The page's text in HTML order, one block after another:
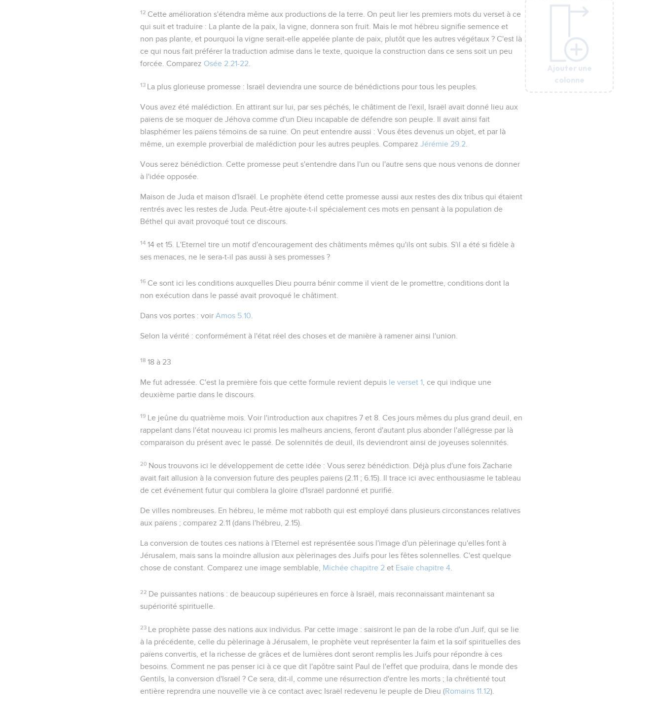
Ajouter une
colonne
12 Cette amélioration s'étendra même aux productions de la terre. On peut lier les premiers mots du verset à ce
qui suit et traduire : La plante de la paix, la vigne, donnera son fruit . Mais le mot hébreu signifie semence et
non pas plante , et pourquoi la vigne serait-elle appelée plante de paix , plutôt que les autres végétaux ? C'est là
ce qui nous fait préférer la traduction admise dans le texte, quoique la construction dans ce sens soit un peu
forcée. Comparez Osée 2.21-22
13 La plus glorieuse promesse : Israël deviendra une source de bénédictions pour tous les peuples.
Vous avez été malédiction . En attirant sur lui, par ses péchés, le châtiment de l'exil, Israël avait donné lieu aux
païens de se moquer de Jéhova comme d'un Dieu incapable de défendre son peuple. Il avait ainsi fait
blasphémer les païens témoins de sa ruine. On peut entendre aussi : Vous êtes devenus un objet, et par là
même, un exemple proverbial de malédiction pour les autres peuples. Comparez Jérémie 29.2
Vous serez bénédiction . Cette promesse peut s'entendre dans l'un ou l'autre sens que nous venons de donner
à l'idée opposée.
Maison de Juda et maison d'Israël . Le prophète étend cette promesse aussi aux restes des dix tribus qui étaient
rentrés avec les restes de Juda. Peut-être ajoute-t-il spécialement ces mots en pensant à la population de
Béthel qui avait provoqué tout ce discours.
14 14 et 15 . L'Eternel tire un motif d'encouragement des châtiments mêmes qu'ils ont subis. S'il a été si fidèle à
ses menaces, ne le sera-t-il pas aussi à ses promesses ?
16 Ce sont ici les conditions auxquelles Dieu pourra bénir comme il vient de le promettre, conditions dont la
non exécution dans le passé avait provoqué le châtiment.
Dans vos portes : voir Amos 5.10
Selon la vérité : conformément à l'état réel des choses et de manière à ramener ainsi l'union.
18 18 à 23
Me fut adressée . C'est la première fois que cette formule revient depuis le verset 1 , ce qui indique une
deuxième partie dans le discours.
19 Le jeûne du quatrième mois . Voir l'introduction aux chapitres 7 et 8. Ces jours mêmes du plus grand deuil, en
rappelant dans l'état nouveau ici promis les malheurs anciens, feront d'autant plus abonder l'allégresse par là
comparaison du présent avec le passé. De solennités de deuil, ils deviendront ainsi de joyeuses solennités.
20 Nous trouvons ici le développement de cette idée :Vous serez bénédiction . Déjà plus d'une fois Zacharie
avait fait allusion à la conversion future des peuples païens (2.11 ; 6.15). Il trace ici avec enthousiasme le tableau
de cet événement futur qui comblera la gloire d'Israël pardonné et purifié.
De villes nombreuses . En hébreu, le même mot rabboth qui est employé dans plusieurs circonstances relatives
aux païens ; comparez 2.11 (dans l'hébreu, 2.15).
La conversion de toutes ces nations à l'Eternel est représentée sous l'image d'un pèlerinage qu'elles font à
Jérusalem, mais sans la moindre allusion aux pèlerinages des Juifs pour les fêtes solennelles. C'est quelque
chose de constant. Comparez une image semblable, Michée chapitre 2 et Esaïe chapitre 4
22 De puissantes nations : de beaucoup supérieures en force à Israël, mais reconnaissant maintenant sa
supériorité spirituelle.
23 Le prophète passe des nations aux individus. Par cette image :saisiront le pan de la robe d'un Juif , qui se lie
à la précédente, celle du pèlerinage à Jérusalem, le prophète veut représenter la faim et la soif spirituelles des
païens convertis, et la richesse de grâces et de lumières dont seront remplis les Juifs pour répondre à ces
besoins. Comment ne pas penser ici à ce que dit l'apôtre saint Paul de l'effet que produira, dans le monde des
Gentils, la conversion d'Israël ? Ce sera, dit-il, comme une résurrection d'entre les morts ; la chrétienté tout
entière reprendra une nouvelle vie à ce contact avec Israël redevenu le peuple de Dieu (Romains 11.12).
Ajouter une
colonne
Ajouter une
colonne
Ajouter une
colonne
Ajouter une
colonne